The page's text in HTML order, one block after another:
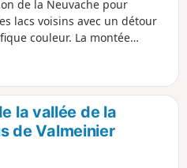
de la Neuvache pour
lacs voisins avec un détour
couleur. La montée
points de vue sur la vallée et
sur la rive gauche le
zones d'ombre agréables
Jaune et panneaux pour
la vallée de la
de Valmeinier